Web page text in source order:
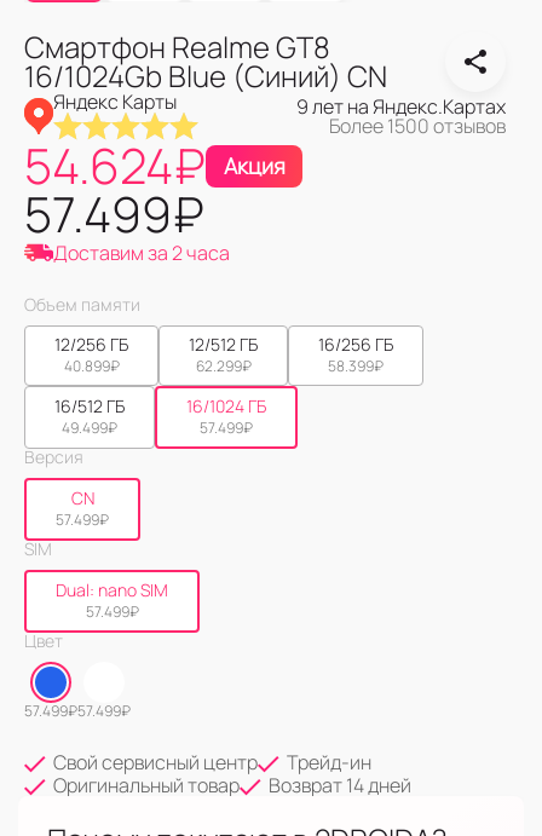
Смартфон Realme GT8
16/1024Gb Blue (Синий) CN
Яндекс Карты 9 лет на Яндекс.Картах
Более 1500 отзывов
54.624₽ Акция
57.499₽
Доставим за 2 часа
Объем памяти
12/256 ГБ
40.899₽
12/512 ГБ
62.299₽
16/256 ГБ
58.399₽
16/512 ГБ
49.499₽
16/1024 ГБ
57.499₽
Версия
CN
57.499₽
SIM
Dual: nano SIM
57.499₽
Цвет
57.499₽57.499₽
Свой сервисный центр
Трейд-ин
Оригинальный товар
Возврат 14 дней